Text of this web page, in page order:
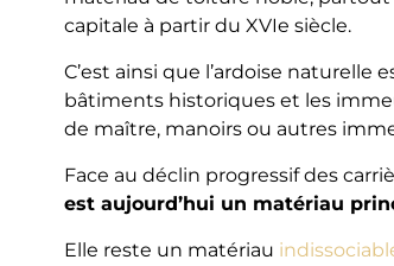
capitale à partir du XVIe siècle.
C’est ainsi que l’ardoise naturelle
bâtiments historiques et les
de maître, manoirs ou autres
Face au déclin progressif des
est aujourd’hui un matériau
Elle reste un matériau